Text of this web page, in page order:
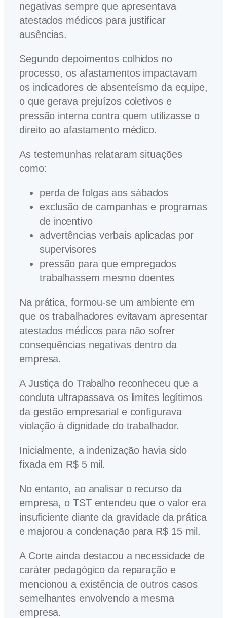
negativas sempre que apresentava
atestados médicos para justificar
ausências.
Segundo depoimentos colhidos no
processo, os afastamentos impactavam
os indicadores de absenteísmo da equipe,
o que gerava prejuízos coletivos e
pressão interna contra quem utilizasse o
direito ao afastamento médico.
As testemunhas relataram situações
como:
perda de folgas aos sábados
exclusão de campanhas e programas
de incentivo
advertências verbais aplicadas por
supervisores
pressão para que empregados
trabalhassem mesmo doentes
Na prática, formou-se um ambiente em
que os trabalhadores evitavam apresentar
atestados médicos para não sofrer
consequências negativas dentro da
empresa.
A Justiça do Trabalho reconheceu que a
conduta ultrapassava os limites legítimos
da gestão empresarial e configurava
violação à dignidade do trabalhador.
Inicialmente, a indenização havia sido
fixada em R$ 5 mil.
No entanto, ao analisar o recurso da
empresa, o TST entendeu que o valor era
insuficiente diante da gravidade da prática
e majorou a condenação para R$ 15 mil.
A Corte ainda destacou a necessidade de
caráter pedagógico da reparação e
mencionou a existência de outros casos
semelhantes envolvendo a mesma
empresa.